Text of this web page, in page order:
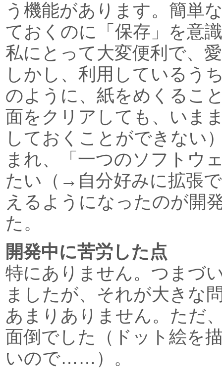
う機能があります。簡単
ておくのに「保存」を意
私にとって大変便利で、
しかし、利用しているう
のように、紙をめくるこ
面をクリアしても、いま
しておくことができない
まれ、「一つのソフトウ
たい（→自分好みに拡張
えるようになったのが開
た。
開発中に苦労した点
特にありません。つまづ
ましたが、それが大きな
あまりありません。ただ
面倒でした（ドット絵を
いので……）。